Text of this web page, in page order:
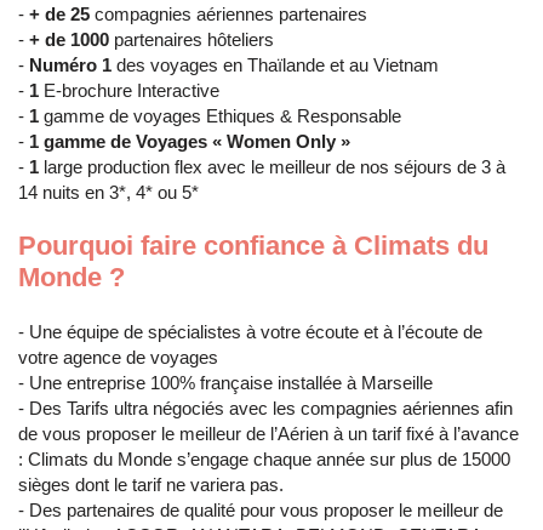
- + de 25 compagnies aériennes partenaires
- + de 1000 partenaires hôteliers
- Numéro 1 des voyages en Thaïlande et au Vietnam
- 1 E-brochure Interactive
- 1 gamme de voyages Ethiques & Responsable
- 1 gamme de Voyages « Women Only »
- 1 large production flex avec le meilleur de nos séjours de 3 à
14 nuits en 3*, 4* ou 5*
Pourquoi faire confiance à Climats du
Monde ?
- Une équipe de spécialistes à votre écoute et à l’écoute de
votre agence de voyages
- Une entreprise 100% française installée à Marseille
- Des Tarifs ultra négociés avec les compagnies aériennes afin
de vous proposer le meilleur de l’Aérien à un tarif fixé à l’avance
: Climats du Monde s’engage chaque année sur plus de 15000
sièges dont le tarif ne variera pas.
- Des partenaires de qualité pour vous proposer le meilleur de